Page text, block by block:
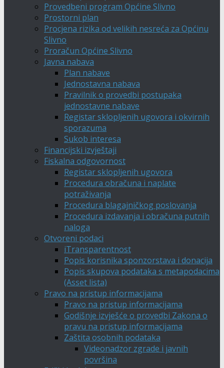
Provedbeni program Općine Slivno
Prostorni plan
Procjena rizika od velikih nesreća za Općinu
Slivno
Proračun Općine Slivno
Javna nabava
Plan nabave
Jednostavna nabava
Pravilnik o provedbi postupaka
jednostavne nabave
Registar sklopljenih ugovora i okvirnih
sporazuma
Sukob interesa
Financijski izvještaji
Fiskalna odgovornost
Registar sklopljenih ugovora
Procedura obračuna i naplate
potraživanja
Procedura blagajničkog poslovanja
Procedura izdavanja i obračuna putnih
naloga
Otvoreni podaci
iTransparentnost
Popis korisnika sponzorstava i donacija
Popis skupova podataka s metapodacima
(Asset lista)
Pravo na pristup informacijama
Pravo na pristup informacijama
Godišnje izvješće o provedbi Zakona o
pravu na pristup informacijama
Zaštita osobnih podataka
Videonadzor zgrade i javnih
površina